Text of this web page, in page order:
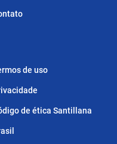
de uso
de ética Santillana